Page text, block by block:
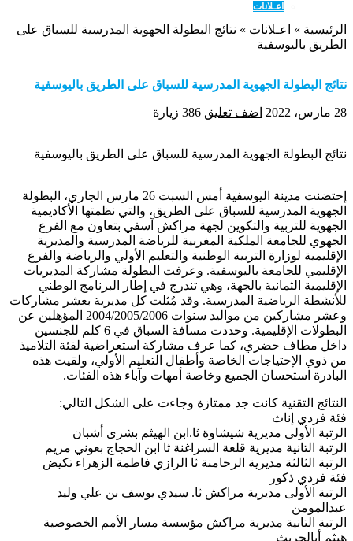
اعـلانات
الرئيسية » اعـلانات » نتائج البطولة الجهوية المدرسية للسباق على
الطريق باليوسفية
نتائج البطولة الجهوية المدرسية للسباق على الطريق باليوسفية
28 مارس، 2022 اضف تعليق 386 زيارة
نتائج البطولة الجهوية المدرسية للسباق على الطريق باليوسفية
إحتضنت مدينة اليوسفية أمس السبت 26 مارس الجاري، البطولة
الجهوية المدرسية للسباق على الطريق، والتي نظمتها الأكاديمية
الجهوية للتربية والتكوين لجهة مراكش آسفي بتعاون مع الفرع
الجهوي للجامعة الملكية المغربية للرياضة المدرسية والمديرية
الإقليمية لوزارة التربية الوطنية والتعليم الأولي والرياضة والفرع
الإقليمي للجامعة باليوسفية. وعرفت البطولة مشاركة المديريات
الإقليمية الثمانية بالجهة، وهي تندرج في إطار البرنامج الوطني
للأنشطة الرياضية المدرسية. وقد مُثلت كل مديرية بعشر مشاركات
وعشر مشاركين من مواليد سنوات 2004/2005/2006 المؤهلين عن
البطولات الإقليمية. وحددت مسافة السباق في 6 كلم للجنسين
داخل مطاف حضري، كما عرف مشاركة استعراضية لفئة التلاميذ
من ذوي الإحتياجات الخاصة وأطفال التعليم الأولي، ولقيت هذه
البادرة استحسان الجميع وخاصة أمهات وآباء هذه الفئات.
النتائج التقنية كانت جد ممتازة وجاءت على الشكل التالي:
فئة فردي إناث
الرتبة الأولى مديرية شيشاوة ثا.ابن الهيثم بشرى أشبان
الرتبة التانية مديرية قلعة السراغنة ثا ابن الحجاج بعوني مريم
الرتبة الثالثة مديرية الرحامنة ثا الرازي فاطمة الزهراء تكيض
فئة فردي ذكور
الرتبة الأولى مديرية مراكش ثا. سيدي يوسف بن علي وليد
عبدالمومن
الرتبة التانية مديرية مراكش مؤسسة مسار الأمم الخصوصية
هيثم أبالحريث